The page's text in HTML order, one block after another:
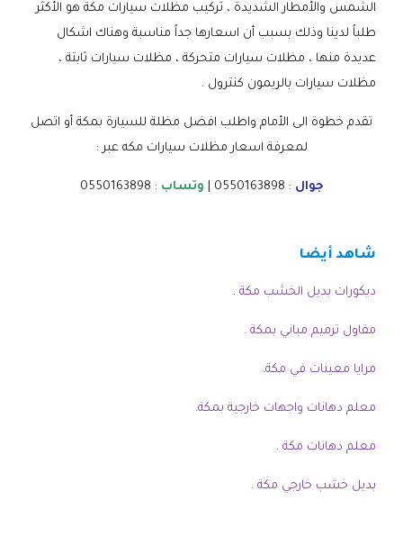
الشمس والأمطار الشديدة ، تركيب مظلات سيارات مكة هو الأكثر
طلباً لدينا وذلك بسبب أن اسعارها جداً مناسبة وهناك اشكال
عديدة منها ، مظلات سيارات متحركة ، مظلات سيارات ثابتة ،
مظلات سيارات بالريمون كنترول .
تقدم خطوة الى الأمام واطلب افضل مظلة للسيارة بمكة أو اتصل
لمعرفة اسعار مظلات سيارات مكه عبر :
جوال : 0550163898 | وتساب : 0550163898
شاهد أيضا
ديكورات بديل الخشب مكة .
مقاول ترميم مباني بمكة .
مرايا معينات في مكة.
معلم دهانات واجهات خارجية بمكة.
معلم دهانات مكة .
بديل خشب خارجي مكة .